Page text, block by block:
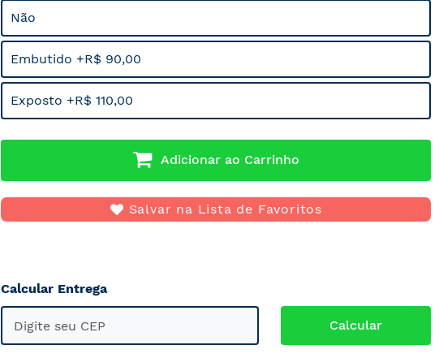
Não
Embutido +R$ 90,00
Exposto +R$ 110,00
Adicionar ao Carrinho
Salvar na Lista de Favoritos
Calcular Entrega